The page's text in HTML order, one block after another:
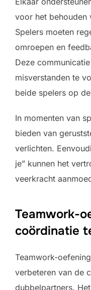
voor het behouden
Spelers moeten
omroepen en
Deze
misverstanden te
beide spelers op
In momenten van
bieden van
verlichten.
je” kunnen het
veerkracht
Teamwork-
coördinatie
Teamwork-
verbeteren van de
dubbelpartners.